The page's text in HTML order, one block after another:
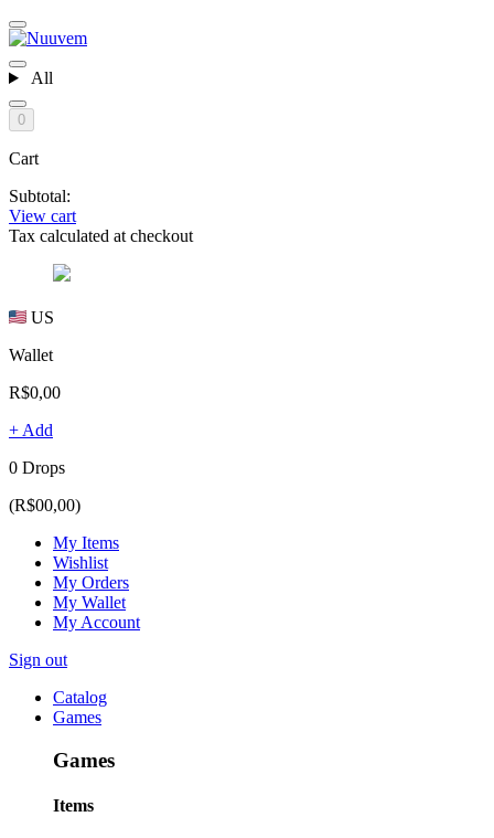
All
0
Cart
Subtotal:
View cart
Tax calculated at checkout
US
Wallet
R$0,00
+ Add
0 Drops
(R$00,00)
My Items
Wishlist
My Orders
My Wallet
My Account
Sign out
Catalog
Games
Games
Items